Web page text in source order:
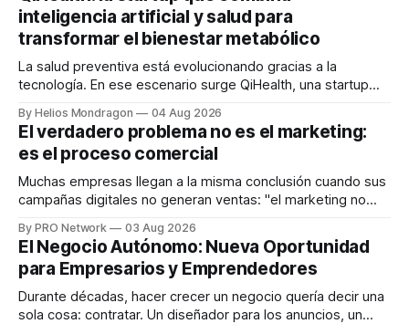
inteligencia artificial y salud para
transformar el bienestar metabólico
La salud preventiva está evolucionando gracias a la
tecnología. En ese escenario surge QiHealth, una startup
dispositivos inteligentes, inteligencia artificial y monitoreo
en tiempo real para ayudar a las personas a tomar mejores
decisiones sobre su salud metabólica. Su propuesta busca
responder
By Helios Mondragon 04 Aug 2026
El verdadero problema no es el marketing:
es el proceso comercial
Muchas empresas llegan a la misma conclusión cuando sus
campañas digitales no generan ventas: "el marketing no
INTERIUS, el problema suele estar en otro lugar. Durante
una entrevista para el podcast SER PRO, el especialista en
marketing digital explicó que
By PRO Network 03 Aug 2026
El Negocio Autónomo: Nueva Oportunidad
para Empresarios y Emprendedores
Durante décadas, hacer crecer un negocio quería decir una
sola cosa: contratar. Un diseñador para los anuncios, un